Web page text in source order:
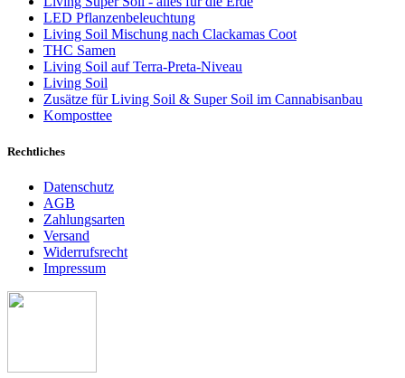
LED Pflanzenbeleuchtung
Living Soil Mischung nach Clackamas Coot
THC Samen
Living Soil auf Terra-Preta-Niveau
Living Soil
Zusätze für Living Soil & Super Soil im Cannabisanbau
Komposttee
Rechtliches
Datenschutz
AGB
Zahlungsarten
Versand
Widerrufsrecht
Impressum